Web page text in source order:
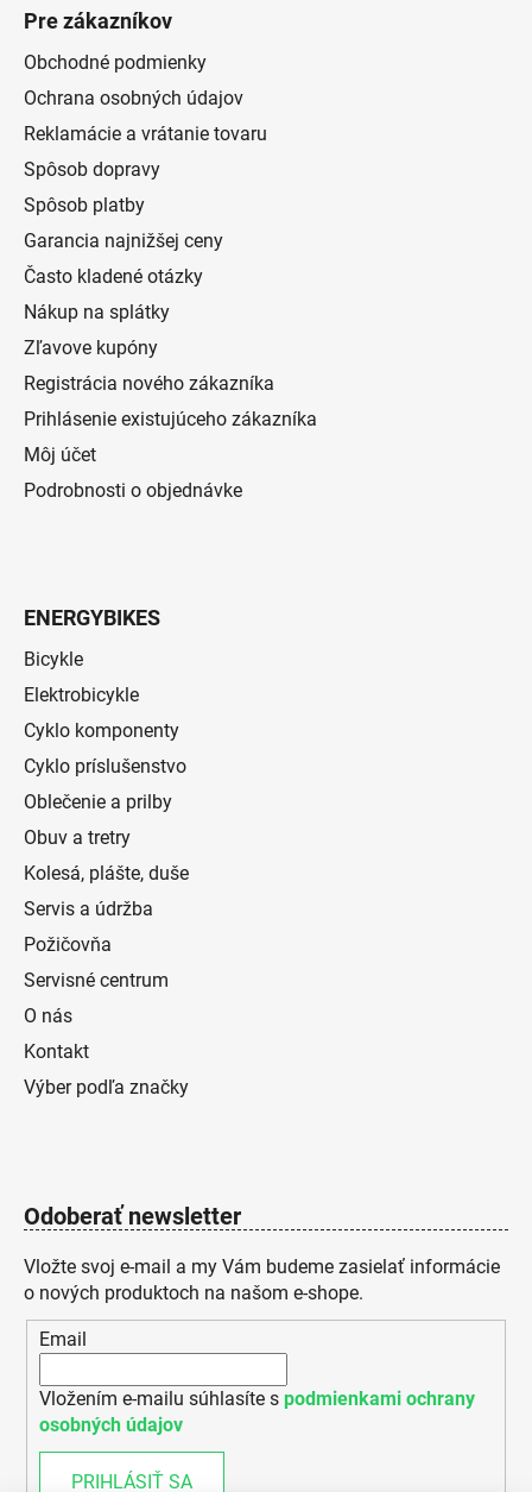
Pre zákazníkov
Obchodné podmienky
Ochrana osobných údajov
Reklamácie a vrátanie tovaru
Spôsob dopravy
Spôsob platby
Garancia najnižšej ceny
Často kladené otázky
Nákup na splátky
Zľavove kupóny
Registrácia nového zákazníka
Prihlásenie existujúceho zákazníka
Môj účet
Podrobnosti o objednávke
ENERGYBIKES
Bicykle
Elektrobicykle
Cyklo komponenty
Cyklo príslušenstvo
Oblečenie a prilby
Obuv a tretry
Kolesá, plášte, duše
Servis a údržba
Požičovňa
Servisné centrum
O nás
Kontakt
Výber podľa značky
Odoberať newsletter
Vložte svoj e-mail a my Vám budeme zasielať informácie
o nových produktoch na našom e-shope.
Email
Vložením e-mailu súhlasíte s podmienkami ochrany
osobných údajov
PRIHLÁSIŤ SA